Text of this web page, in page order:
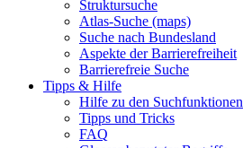
Struktursuche
Atlas-Suche (maps)
Suche nach Bundesland
Aspekte der Barrierefreiheit
Barrierefreie Suche
Tipps & Hilfe
Hilfe zu den Suchfunktionen
Tipps und Tricks
FAQ